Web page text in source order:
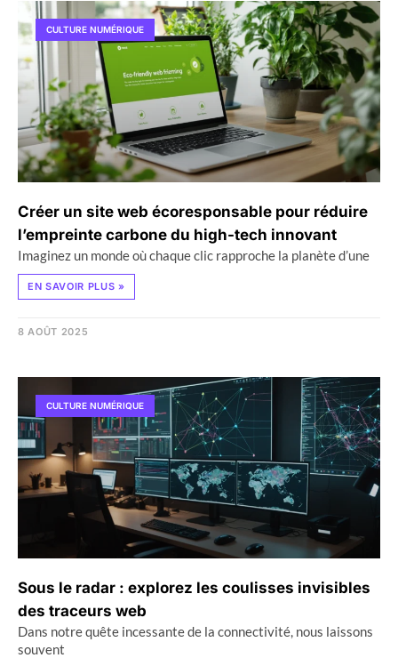
CULTURE NUMÉRIQUE
Créer un site web écoresponsable pour réduire
l’empreinte carbone du high-tech innovant
Imaginez un monde où chaque clic rapproche la planète d’une
EN SAVOIR PLUS »
8 AOÛT 2025
CULTURE NUMÉRIQUE
Sous le radar : explorez les coulisses invisibles
des traceurs web
Dans notre quête incessante de la connectivité, nous laissons
souvent